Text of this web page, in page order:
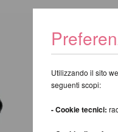
Utilizzando il sito
seguenti scopi:
- Cookie tecnici: